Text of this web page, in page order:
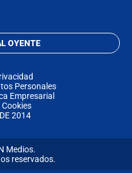
OYENTE
Personales
Empresarial
2014
Medios.
reservados.